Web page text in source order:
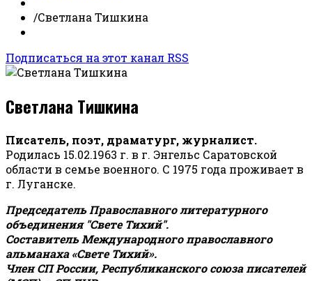
/Светлана Тишкина
Подписаться на этот канал RSS
Светлана Тишкина
Писатель, поэт, драматург, журналист.
Родилась 15.02.1963 г. в г. Энгельс Саратовской
области в семье военного. С 1975 года проживает в
г. Луганске.
Председатель Православного литературного
объединения "Свете Тихий".
Составитель Международного православного
альманаха «Свете Тихий».
Член СП России, Республиканского союза писателей